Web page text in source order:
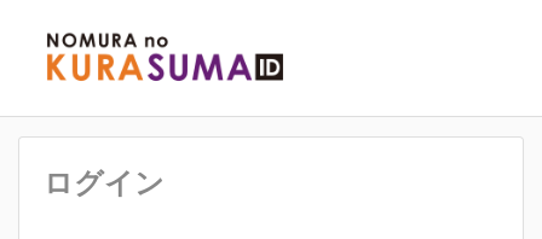
ログイン